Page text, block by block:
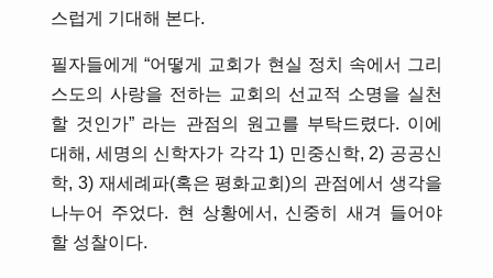
스럽게 기대해 본다.
필자들에게 “어떻게 교회가 현실 정치 속에서 그리
스도의 사랑을 전하는 교회의 선교적 소명을 실천
할 것인가” 라는 관점의 원고를 부탁드렸다. 이에
대해, 세명의 신학자가 각각 1) 민중신학, 2) 공공신
학, 3) 재세례파(혹은 평화교회)의 관점에서 생각을
나누어 주었다. 현 상황에서, 신중히 새겨 들어야
할 성찰이다.